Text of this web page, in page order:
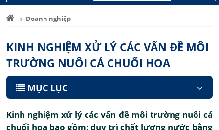
Doanh nghiệp
KINH NGHIỆM XỬ LÝ CÁC VẤN ĐỀ MÔI
TRƯỜNG NUÔI CÁ CHUỐI HOA
MỤC LỤC
Kinh nghiệm xử lý các vấn đề môi trường nuôi cá
chuối hoa bao gồm: duy trì chất lượng nước bằng